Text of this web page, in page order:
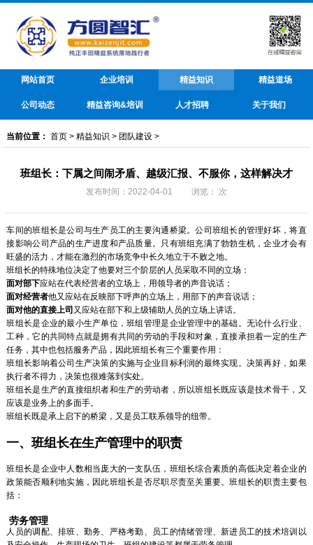
网站首页 企业培训 精益知识 精益道场
公司动态 精益咨询&培训 人才招聘 关于我们
当前位置： 首页 >精益知识 > 团队建设 >
班组长：下属之间闹矛盾、越级汇报、不服你，这样解决才
发布时间：2022-04-01 浏览： 次
车间的班组长是公司与生产员工的主要沟通桥梁。公司班组长的管理好坏，将直
接影响公司产品的生产进度和产品质量。只有班组充满了勃勃生机，企业才会有
旺盛的活力，才能在激烈的市场竞争中长久地立于不败之地。
班组长的特殊地位决定了他要对三个阶层的人员采取不同的立场：
面对部下应站在代表经营者的立场上，用领导者的声音说话；
面对经营者他又应站在反映部下呼声的立场上，用部下的声音说话；
面对他的直接上司 又应站在部下和上级辅助人员的立场上讲话。
班组长是企业的最小生产单位，班组管理是企业管理中的基础。无论什么行业、
工种，它的共同特点就是拥有共同的劳动的手段和对象，直接承担着一定的生产
任务，其中也包括服务产品，因此班组长有三个重要作用：
班组长影响着公司生产决策的实施与企业目标利润的最终实现。决策再好，如果
执行者不得力，决策也很难落到实处。
班组长是生产的直接组织者和生产的劳动者，所以班组长既应该是技术骨干，又
应该是业务上的多面手。
班组长既是承上启下的桥梁，又是员工联系领导的纽带。
一、班组长在生产管理中的职责
班组长是企业中人数相当庞大的一支队伍，班组长综合素质的高低决定着企业的
政策能否顺利地实施，因此班组长是否尽职尽责至关重要。班组长的职责主要包
括：
劳务管理
人员的调配、排班、勤务、严格考勤、员工的情绪管理、新进员工的技术培训以